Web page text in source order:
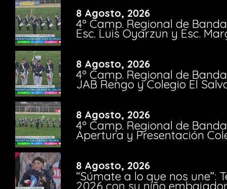
8 Agosto, 2026
4º Camp. Regional de
Esc. Luis Oyarzun y Esc.
8 Agosto, 2026
4º Camp. Regional de
JAB Rengo y Colegio El
8 Agosto, 2026
4º Camp. Regional de
Apertura y Presentación
8 Agosto, 2026
“Súmate a lo que nos une”:
2026 con su niño